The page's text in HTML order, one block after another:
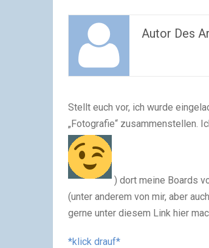
Autor Des
Stellt euch vor, ich wurde
„Fotografie“ zusammenstellen.
) dort meine Boards
(unter anderem von mir, aber
gerne unter diesem Link hier
*klick drauf*